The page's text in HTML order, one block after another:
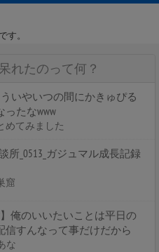
す。
れたのって何？
ういやいつの間にかきゅぴる
ったなwww
めてみました
所_0513_ガジュマル成長記録
窟
】俺のいいたいことは平日の
信すんなって事だけだから
な